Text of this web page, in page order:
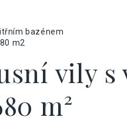
bazénem
m2
vily s
m²